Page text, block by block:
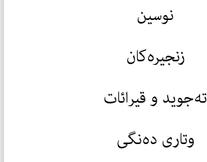
نوسین
زنجیرەکان
تەجوید و قیرائات
وتاری دەنگی